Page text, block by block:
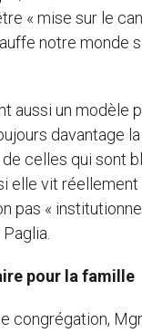
« mise sur le
notre monde
aussi un modèle
davantage
celles qui sont
elle vit
pas «
pour la famille
congrégation,